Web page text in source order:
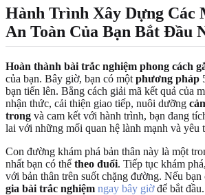
Hành Trình Xây Dựng Các
An Toàn Của Bạn Bắt Đầu
Hoàn thành bài trắc nghiệm phong cách
của bạn. Bây giờ, bạn có một phương pháp
bạn tiến lên. Bằng cách giải mã kết quả của
nhận thức, cải thiện giao tiếp, nuôi dưỡng
trong và cam kết với hành trình, bạn đang
lai với những mối quan hệ lành mạnh và yêu
Con đường khám phá bản thân này là một
nhất bạn có thể theo đuổi. Tiếp tục khám phá,
với bản thân trên suốt chặng đường. Nếu bạn
gia bài trắc nghiệm ngay bây giờđể bắt đầu.